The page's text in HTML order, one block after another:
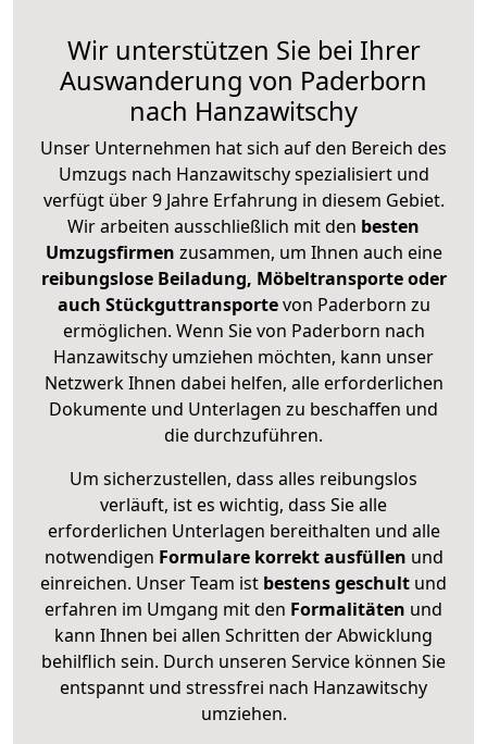
Wir unterstützen Sie bei Ihrer
Auswanderung von Paderborn
nach Hanzawitschy
Unser Unternehmen hat sich auf den Bereich des
Umzugs nach Hanzawitschy spezialisiert und
verfügt über 9 Jahre Erfahrung in diesem Gebiet.
Wir arbeiten ausschließlich mit den besten
Umzugsfirmen zusammen, um Ihnen auch eine
reibungslose Beiladung, Möbeltransporte oder
auch Stückguttransportevon Paderborn zu
ermöglichen. Wenn Sie von Paderborn nach
Hanzawitschy umziehen möchten, kann unser
Netzwerk Ihnen dabei helfen, alle erforderlichen
Dokumente und Unterlagen zu beschaffen und
die durchzuführen.
Um sicherzustellen, dass alles reibungslos
verläuft, ist es wichtig, dass Sie alle
erforderlichen Unterlagen bereithalten und alle
notwendigen Formulare korrekt ausfüllen und
einreichen. Unser Team ist bestens geschult und
erfahren im Umgang mit den Formalitäten und
kann Ihnen bei allen Schritten der Abwicklung
behilflich sein. Durch unseren Service können Sie
entspannt und stressfrei nach Hanzawitschy
umziehen.